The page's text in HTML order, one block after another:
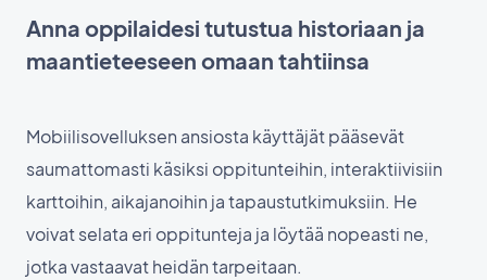
Anna oppilaidesi tutustua historiaan ja
maantieteeseen omaan tahtiinsa
Mobiilisovelluksen ansiosta käyttäjät pääsevät
saumattomasti käsiksi oppitunteihin, interaktiivisiin
karttoihin, aikajanoihin ja tapaustutkimuksiin. He
voivat selata eri oppitunteja ja löytää nopeasti ne,
jotka vastaavat heidän tarpeitaan.